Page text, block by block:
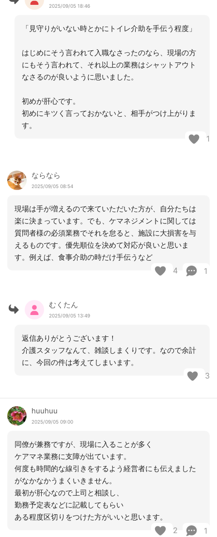
2025/09/05 18:46
「見守りがいない時とかにトイレ介助を手伝う程度」
はじめにそう言われて入職なさったのなら、現場の方
にもそう言われて、それ以上の業務はシャットアウト
なさるのが良いように思いました。
初めが肝心です。
初めにキツく言っておかないと、相手がつけ上がりま
す。
1
ならなら
2025/09/05 08:54
現場は手が増えるので来ていただいた方が、自分たちは
楽に決まっています。でも、ケマネジメントに関しては
質問者様の必須業務でそれを怠ると、施設に大損害を与
えるものです。優先順位を決めて対応が良いと思いま
す。例えば、食事介助の時だけ手伝うなど
4 1
むくたん
2025/09/05 13:49
返信ありがとうございます！
介護スタッフなんて、雑談しまくりです。なので余計
に、今回の件は考えてしまいます。
3
huuhuu
2025/09/05 09:00
同僚が兼務ですが、現場に入ることが多く
ケアマネ業務に支障が出ています。
何度も時間的な線引きをするよう経営者にも伝えました
がなかなかうまくいきません。
最初が肝心なので上司と相談し、
勤務予定表などに記載してもらい
ある程度区切りをつけた方がいいと思います。
2 1